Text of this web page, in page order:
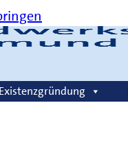
Kontakt
Existenzgründung